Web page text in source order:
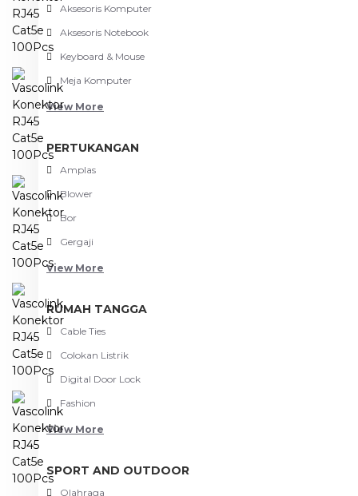
Aksesoris Komputer
Aksesoris Notebook
Keyboard & Mouse
Meja Komputer
View More
PERTUKANGAN
Amplas
Blower
Bor
Gergaji
View More
RUMAH TANGGA
Cable Ties
Colokan Listrik
Digital Door Lock
Fashion
View More
SPORT AND OUTDOOR
Olahraga